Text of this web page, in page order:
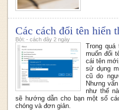
Các cách đổi tên hiển
Bởi: - cách đây 2 ngày
Trong
muốn đổi
cái tên
sử dụng
cũ do
Nhưng
như thế
sẽ hướng dẫn cho bạn một số
chóng và đơn giản.